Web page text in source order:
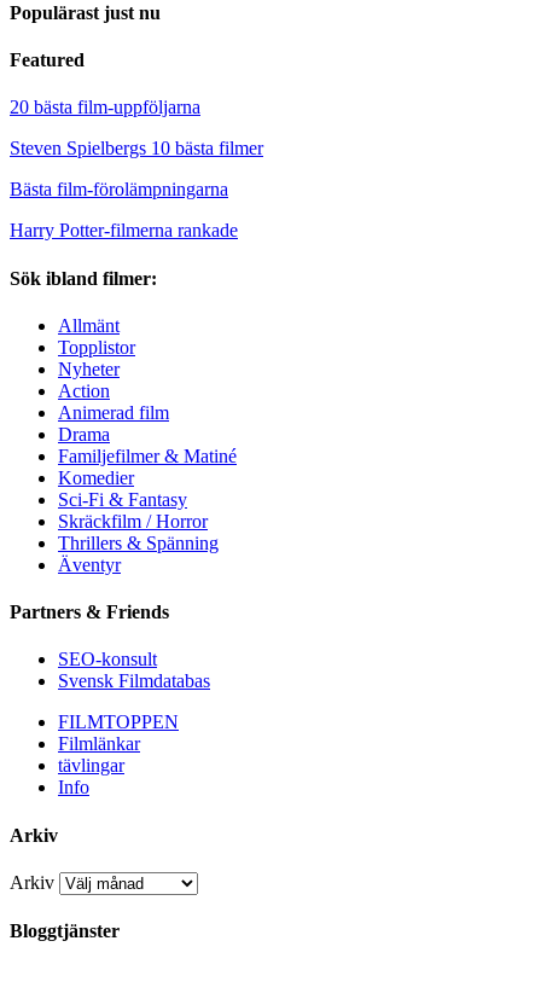
Populärast just nu
Featured
20 bästa film-uppföljarna
Steven Spielbergs 10 bästa filmer
Bästa film-förolämpningarna
Harry Potter-filmerna rankade
Sök ibland filmer:
Allmänt
Topplistor
Nyheter
Action
Animerad film
Drama
Familjefilmer & Matiné
Komedier
Sci-Fi & Fantasy
Skräckfilm / Horror
Thrillers & Spänning
Äventyr
Partners & Friends
SEO-konsult
Svensk Filmdatabas
FILMTOPPEN
Filmlänkar
tävlingar
Info
Arkiv
Arkiv
Bloggtjänster